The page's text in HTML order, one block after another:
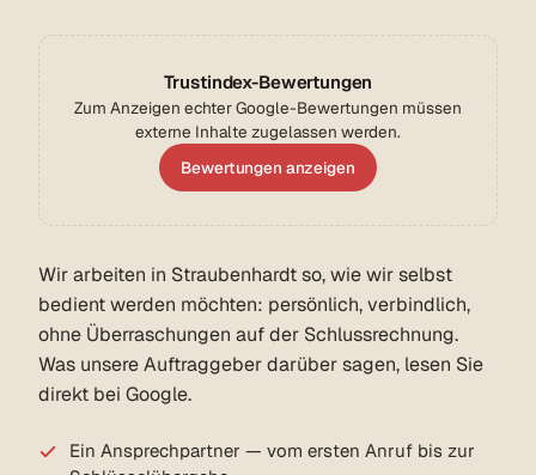
Trustindex-Bewertungen
Zum Anzeigen echter Google-Bewertungen müssen
externe Inhalte zugelassen werden.
Bewertungen anzeigen
Wir arbeiten in Straubenhardt so, wie wir selbst
bedient werden möchten: persönlich, verbindlich,
ohne Überraschungen auf der Schlussrechnung.
Was unsere Auftraggeber darüber sagen, lesen Sie
direkt bei Google.
Ein Ansprechpartner — vom ersten Anruf bis zur